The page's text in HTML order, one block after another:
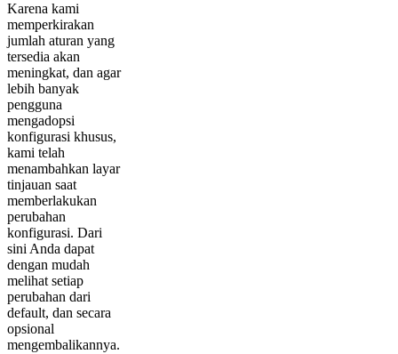
Karena kami
memperkirakan
jumlah aturan yang
tersedia akan
meningkat, dan agar
lebih banyak
pengguna
mengadopsi
konfigurasi khusus,
kami telah
menambahkan layar
tinjauan saat
memberlakukan
perubahan
konfigurasi. Dari
sini Anda dapat
dengan mudah
melihat setiap
perubahan dari
default, dan secara
opsional
mengembalikannya.